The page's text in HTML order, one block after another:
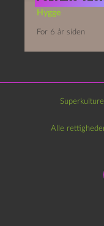
Hygge
For 6 år siden
Alle